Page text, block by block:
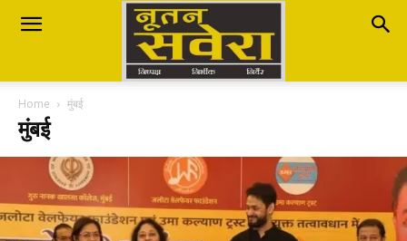
Nutan
Savera
Home मुंबई
मुंबई